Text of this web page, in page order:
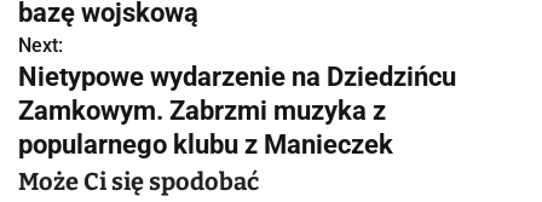
w
i
g
a
bazę wojskową
Next:
Nietypowe wydarzenie na Dziedzińcu
Zamkowym. Zabrzmi muzyka z
popularnego klubu z Manieczek
Może Ci się spodobać